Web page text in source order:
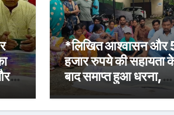
*लिखित आश्वासन और
हजार रुपये की सहायता
बाद समाप्त हुआ धरना,
बिजली मिस्त्री रवि
की मौत पर मुआवजा व